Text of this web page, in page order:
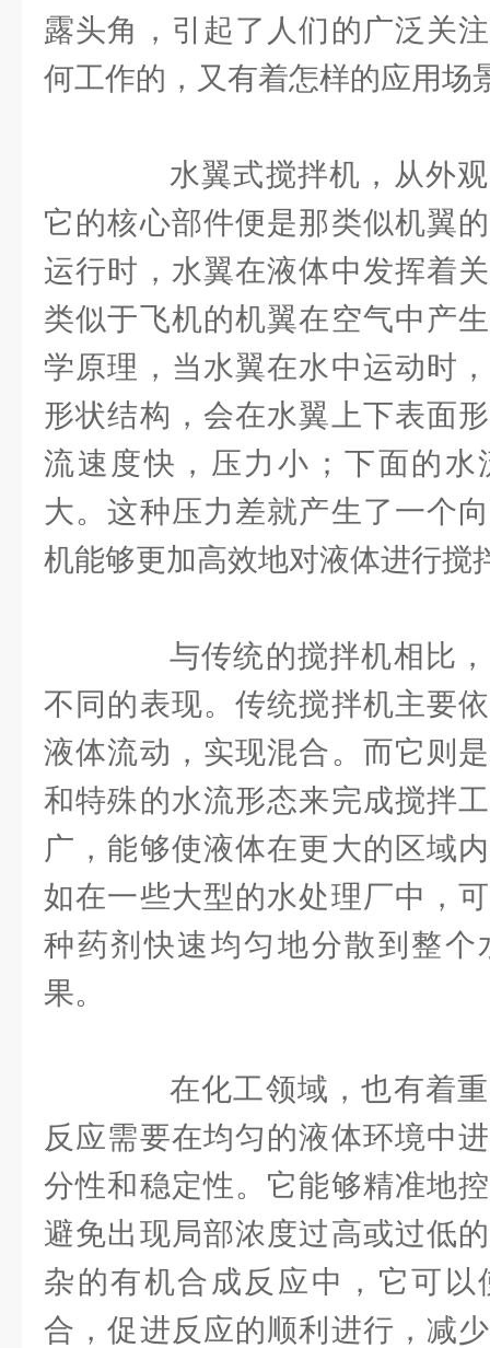
露头角，引起了人们的广泛关
何工作的，又有着怎样的应用场
水翼式搅拌机，从外观
它的核心部件便是那类似机翼
运行时，水翼在液体中发挥着
类似于飞机的机翼在空气中产
学原理，当水翼在水中运动时
形状结构，会在水翼上下表面
流速度快，压力小；下面的水
大。这种压力差就产生了一个
机能够更加高效地对液体进行搅
与传统的搅拌机相比，
不同的表现。传统搅拌机主要
液体流动，实现混合。而它则
和特殊的水流形态来完成搅拌
广，能够使液体在更大的区域
如在一些大型的水处理厂中，
种药剂快速均匀地分散到整个
果。
在化工领域，也有着重
反应需要在均匀的液体环境中
分性和稳定性。它能够精准地
避免出现局部浓度过高或过低
杂的有机合成反应中，它可
合，促进反应的顺利进行，减